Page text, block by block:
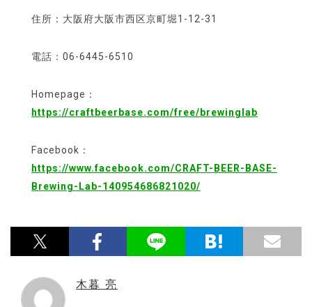
住所：大阪府大阪市西区京町堀1-12-31
電話：06-6445-6510
Homepage：
https://craftbeerbase.com/free/brewinglab
Facebook：
https://www.facebook.com/CRAFT-BEER-BASE-
Brewing-Lab-140954686821020/
木暮 亮